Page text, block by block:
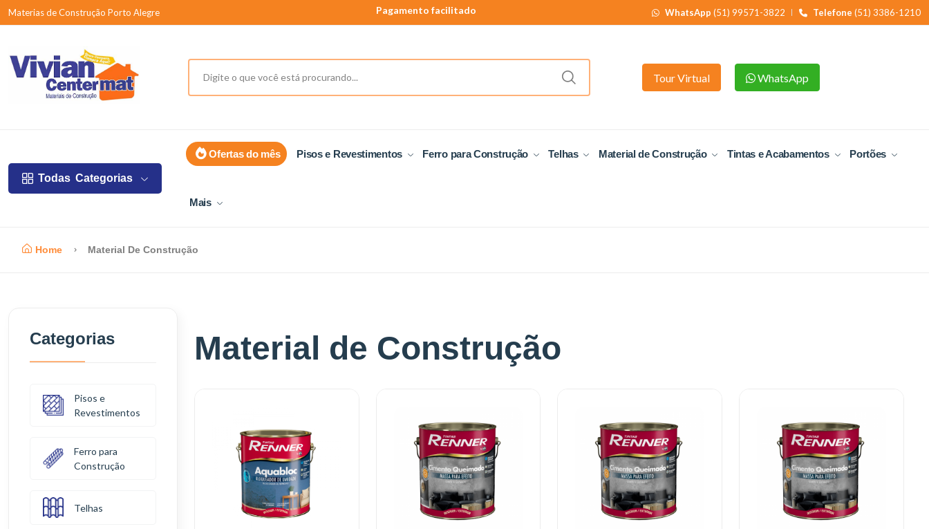
Materias de Construção Porto Alegre
Pagamento facilitado
40 anos de tradição
Produtos a pronta entrega.
WhatsApp (51) 99571-3822 Telefone (51) 3386-1210
Tour Virtual WhatsApp
Todas Categorias
Ofertas do mês Pisos e Revestimentos Ferro para Construção Telhas Material de Construção Tintas e Acabamentos Portões
Mais
Home Material De Construção
Material de Construção
Categorias
Pisos e
Revestimentos
Ferro para
Construção
Telhas